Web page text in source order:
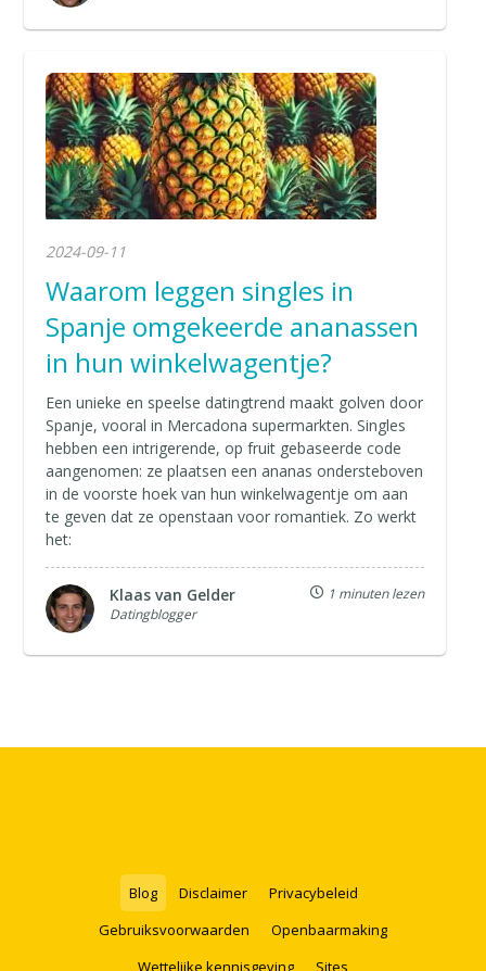
2024-09-11
Waarom leggen singles in
Spanje omgekeerde ananassen
in hun winkelwagentje?
Een unieke en speelse datingtrend maakt golven door
Spanje, vooral in Mercadona supermarkten. Singles
hebben een intrigerende, op fruit gebaseerde code
aangenomen: ze plaatsen een ananas ondersteboven
in de voorste hoek van hun winkelwagentje om aan
te geven dat ze openstaan voor romantiek. Zo werkt
het:
Klaas van Gelder
Datingblogger
1 minuten lezen
Blog Disclaimer
Privacybeleid
Gebruiksvoorwaarden
Openbaarmaking
Wettelijke kennisgeving
Sites